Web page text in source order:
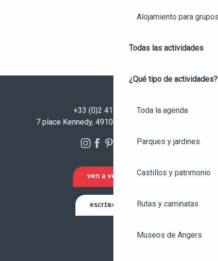
Alojamiento para
Todas las actividades
¿Qué tipo de actividades?
Toda la agenda
Parques y jardines
Castillos y patrimonio
Rutas y caminatas
Museos de Angers
+33 (0)2 41 23 50 00
7 place Kennedy, 49100 Angers - FRANCIA
VEN A VERNOS
ESCRÍBENOS